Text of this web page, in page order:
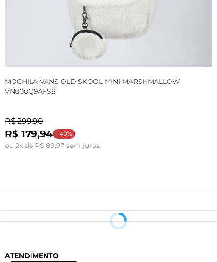
MOCHILA VANS OLD SKOOL MINI MARSHMALLOW
VN000Q9AFS8
R$ 299,90
R$ 179,94 - 40%
ou 2x de R$ 89,97 sem juros
ATENDIMENTO